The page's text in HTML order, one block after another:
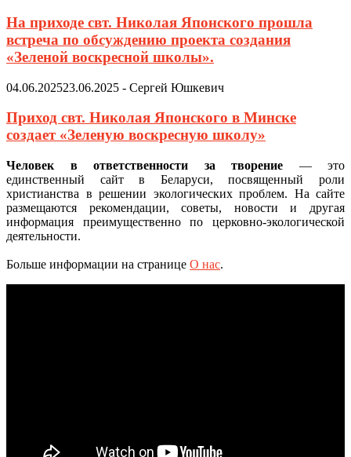
На приходе свт. Николая Японского прошла
встреча по обсуждению проекта создания
«Зеленой воскресной школы».
04.06.202523.06.2025 - Сергей Юшкевич
Приход свт. Николая Японского в Минске
создает «Зеленую воскресную школу»
Человек в ответственности за творение — это
единственный сайт в Беларуси, посвященный роли
христианства в решении экологических проблем. На сайте
размещаются рекомендации, советы, новости и другая
информация преимущественно по церковно-экологической
деятельности.
Больше информации на странице О нас.